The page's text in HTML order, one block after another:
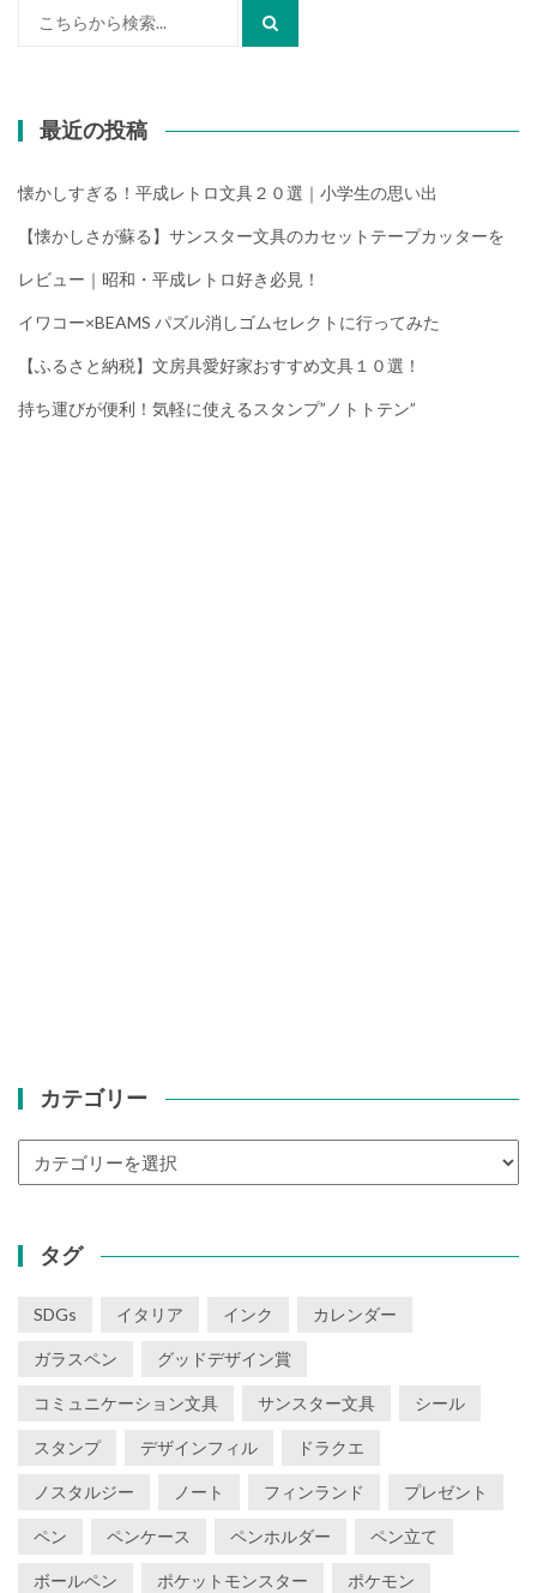
最近の投稿
懐かしすぎる！平成レトロ文具２０選｜小学生の思い出
【懐かしさが蘇る】サンスター文具のカセットテープカッターを
レビュー｜昭和・平成レトロ好き必見！
イワコー×BEAMS パズル消しゴムセレクトに行ってみた
【ふるさと納税】文房具愛好家おすすめ文具１０選！
持ち運びが便利！気軽に使えるスタンプ”ノトトテン”
カテゴリー
タグ
SDGs イタリア インク カレンダー
ガラスペン グッドデザイン賞
コミュニケーション文具 サンスター文具 シール
スタンプ デザインフィル ドラクエ
ノスタルジー ノート フィンランド プレゼント
ペン ペンケース ペンホルダー ペン立て
ボールペン ポケットモンスター ポケモン